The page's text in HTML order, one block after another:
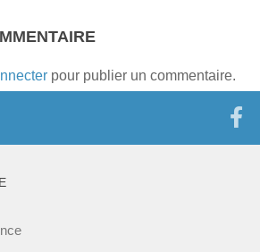
pour publier un commentaire.